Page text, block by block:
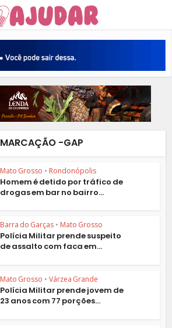
MARCAÇÃO -GAP
Mato Grosso • Rondonópolis
Homem é detido por tráfico de
drogas em bar no bairro...
Barra do Garças • Mato Grosso
Polícia Militar prende suspeito
de assalto com faca em...
Mato Grosso • Várzea Grande
Polícia Militar prende jovem de
23 anos com 77 porções...